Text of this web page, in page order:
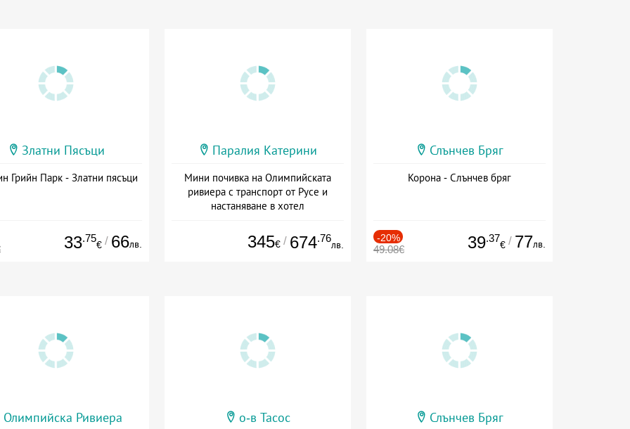
Златни Пясъци
Грийн Парк - Златни пясъци
33.75
€ / 66лв.
Паралия Катерини
Мини почивка на Олимпийската
ривиера с транспорт от Русе и
настаняване в хотел
345€ / 674.76
лв.
Слънчев Бряг
Корона - Слънчев бряг
-20%
49.08€ 39.37
€ / 77лв.
Олимпийска Ривиера о-в Тасос Слънчев Бряг